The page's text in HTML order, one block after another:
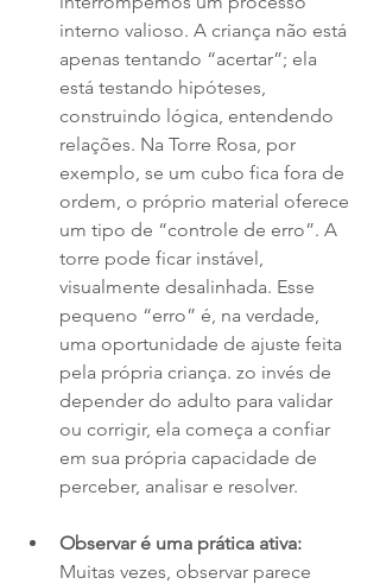
interno valioso. A criança não está
apenas tentando “acertar”; ela
está testando hipóteses,
construindo lógica, entendendo
relações. Na Torre Rosa, por
exemplo, se um cubo fica fora de
ordem, o próprio material oferece
um tipo de “controle de erro”. A
torre pode ficar instável,
visualmente desalinhada. Esse
pequeno “erro” é, na verdade,
uma oportunidade de ajuste feita
pela própria criança. zo invés de
depender do adulto para validar
ou corrigir, ela começa a confiar
em sua própria capacidade de
perceber, analisar e resolver.
Observar é uma prática ativa:
Muitas vezes, observar parece